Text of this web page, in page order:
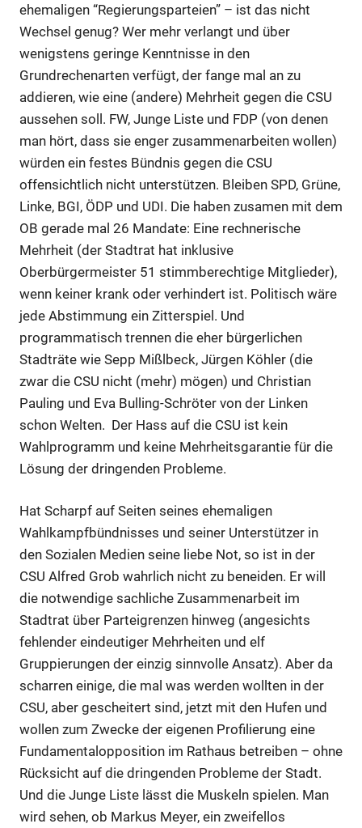
ehemaligen “Regierungsparteien” – ist das nicht
Wechsel genug? Wer mehr verlangt und über
wenigstens geringe Kenntnisse in den
Grundrechenarten verfügt, der fange mal an zu
addieren, wie eine (andere) Mehrheit gegen die CSU
aussehen soll. FW, Junge Liste und FDP (von denen
man hört, dass sie enger zusammenarbeiten wollen)
würden ein festes Bündnis gegen die CSU
offensichtlich nicht unterstützen. Bleiben SPD, Grüne,
Linke, BGI, ÖDP und UDI. Die haben zusamen mit dem
OB gerade mal 26 Mandate: Eine rechnerische
Mehrheit (der Stadtrat hat inklusive
Oberbürgermeister 51 stimmberechtige Mitglieder),
wenn keiner krank oder verhindert ist. Politisch wäre
jede Abstimmung ein Zitterspiel. Und
programmatisch trennen die eher bürgerlichen
Stadträte wie Sepp Mißlbeck, Jürgen Köhler (die
zwar die CSU nicht (mehr) mögen) und Christian
Pauling und Eva Bulling-Schröter von der Linken
schon Welten. Der Hass auf die CSU ist kein
Wahlprogramm und keine Mehrheitsgarantie für die
Lösung der dringenden Probleme.
Hat Scharpf auf Seiten seines ehemaligen
Wahlkampfbündnisses und seiner Unterstützer in
den Sozialen Medien seine liebe Not, so ist in der
CSU Alfred Grob wahrlich nicht zu beneiden. Er will
die notwendige sachliche Zusammenarbeit im
Stadtrat über Parteigrenzen hinweg (angesichts
fehlender eindeutiger Mehrheiten und elf
Gruppierungen der einzig sinnvolle Ansatz). Aber da
scharren einige, die mal was werden wollten in der
CSU, aber gescheitert sind, jetzt mit den Hufen und
wollen zum Zwecke der eigenen Profilierung eine
Fundamentalopposition im Rathaus betreiben – ohne
Rücksicht auf die dringenden Probleme der Stadt.
Und die Junge Liste lässt die Muskeln spielen. Man
wird sehen, ob Markus Meyer, ein zweifellos